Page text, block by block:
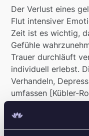
Der Verlust eines
Flut intensiver
Zeit ist es wichtig,
Gefühle
Trauer durchläuft
individuell erlebst.
Verhandeln,
umfassen [Kübler-
Um deine